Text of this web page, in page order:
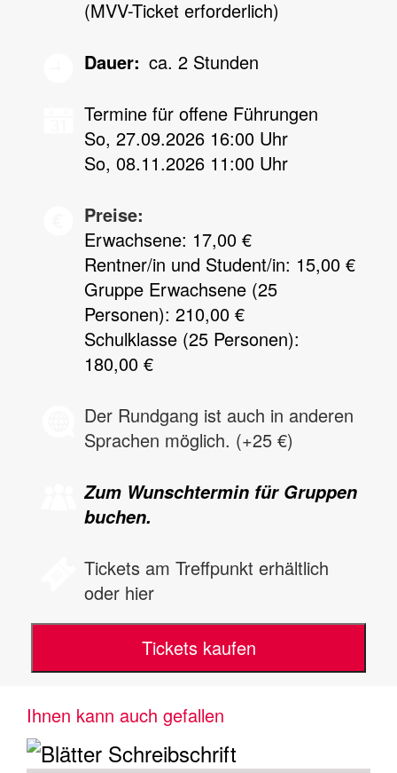
(MVV-Ticket erforderlich)
Dauer ca. 2 Stunden
Termine für offene Führungen
So, 27.09.2026 16:00 Uhr
So, 08.11.2026 11:00 Uhr
Preise:
Erwachsene: 17,00 €
Rentner/in und Student/in: 15,00 €
Gruppe Erwachsene (25
Personen): 210,00 €
Schulklasse (25 Personen):
180,00 €
Der Rundgang ist auch in anderen
Sprachen möglich. (+25 €)
Zum Wunschtermin für Gruppen
buchen.
Tickets am Treffpunkt erhältlich
oder hier
Tickets kaufen
Ihnen kann auch gefallen